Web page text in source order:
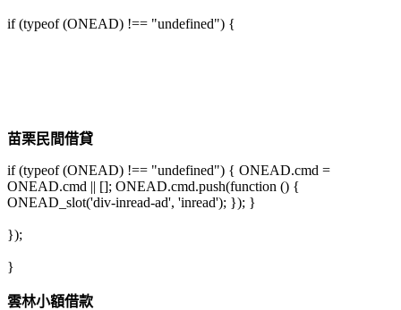
if (typeof (ONEAD) !== "undefined") {
苗栗民間借貸
if (typeof (ONEAD) !== "undefined") { ONEAD.cmd =
ONEAD.cmd || []; ONEAD.cmd.push(function () {
ONEAD_slot('div-inread-ad', 'inread'); }); }
});
}
雲林小額借款